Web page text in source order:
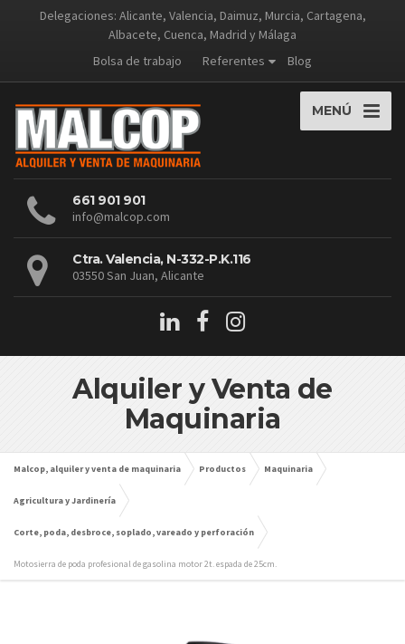
Delegaciones: Alicante, Valencia, Daimuz, Murcia, Cartagena,
Albacete, Cuenca, Madrid y Málaga
Bolsa de trabajo
Referentes Blog
MENÚ
661 901 901
info@malcop.com
Ctra. Valencia, N-332-P.K.116
03550 San Juan, Alicante
Alquiler y Venta de
Maquinaria
Malcop, alquiler y venta de maquinaria Productos Maquinaria
Agricultura y Jardinería
Corte, poda, desbroce, soplado, vareado y perforación
Motosierra de poda profesional de gasolina motor 2t. espada de 25cm.